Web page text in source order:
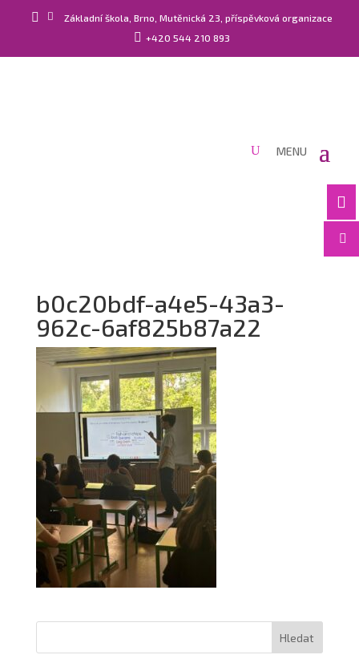
  Základní škola, Brno, Mutěnická 23, příspěvková organizace
 +420 544 210 893


b0c20bdf-a4e5-43a3-
962c-6af825b87a22